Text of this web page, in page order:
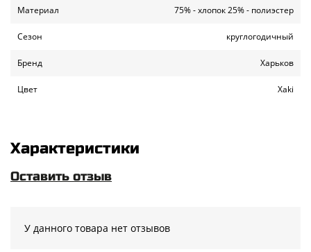
Материал 75% - хлопок 25% - полиэстер
Сезон круглогодичный
Бренд Харьков
Цвет Xaki
Характеристики
Оставить отзыв
У данного товара нет отзывов